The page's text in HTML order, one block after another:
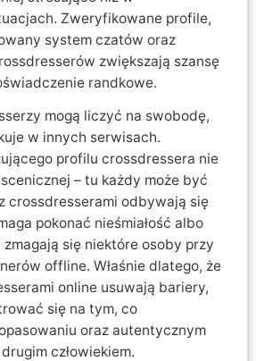
Zweryfikowane profile,
system czatów oraz
zwiększają szansę
randkowe.
mogą liczyć na swobodę,
w innych serwisach.
profilu crossdressera nie
– tu każdy może być
crossdresserami odbywają się
pokonać nieśmiałość albo
się niektóre osoby przy
offline. Właśnie dlatego, że
online usuwają bariery,
się na tym, co
oraz autentycznym
człowiekiem.